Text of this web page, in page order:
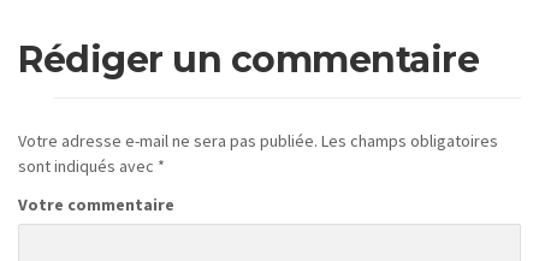
Rédiger un commentaire
Votre adresse e-mail ne sera pas publiée. Les champs obligatoires
sont indiqués avec *
Votre commentaire